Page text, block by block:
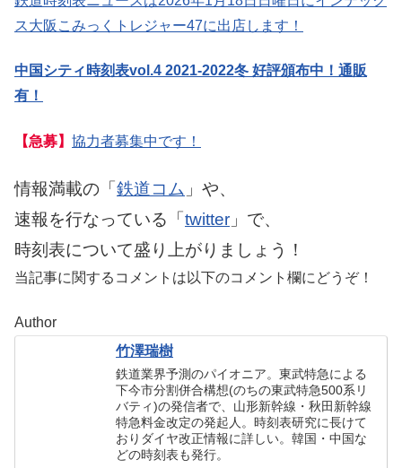
ス大阪こみっくトレジャー47に出店します！
中国シティ時刻表vol.4 2021-2022冬 好評頒布中！通販
有！
【急募】 協力者募集中です！
情報満載の「 鉄道コム 」や、
速報を行なっている「 twitter 」で、
時刻表について盛り上がりましょう！
当記事に関するコメントは以下のコメント欄にどうぞ！
Author
竹澤瑞樹
鉄道業界予測のパイオニア。東武特急による
下今市分割併合構想(のちの東武特急500系リ
バティ)の発信者で、山形新幹線・秋田新幹線
特急料金改定の発起人。時刻表研究に長けて
おりダイヤ改正情報に詳しい。韓国・中国な
どの時刻表も発行。